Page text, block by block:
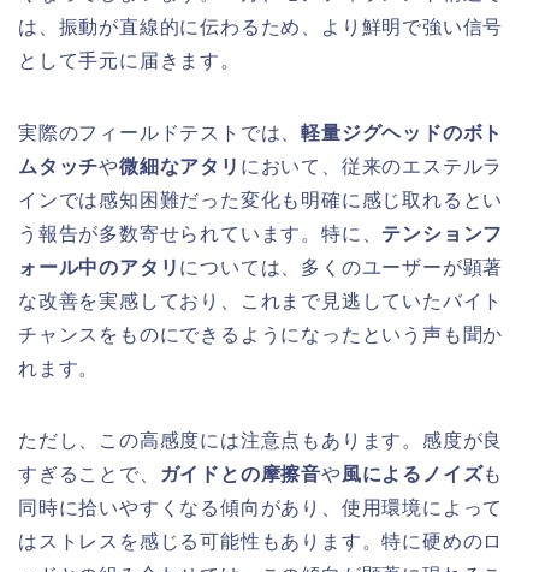
は、振動が直線的に伝わるため、より鮮明で強い信号
として手元に届きます。
実際のフィールドテストでは、軽量ジグヘッドのボト
ムタッチや微細なアタリ において、従来のエステルラ
インでは感知困難だった変化も明確に感じ取れるとい
う報告が多数寄せられています。特に、 テンションフ
ォール中のアタリ については、多くのユーザーが顕著
な改善を実感しており、これまで見逃していたバイト
チャンスをものにできるようになったという声も聞か
れます。
ただし、この高感度には注意点もあります。感度が良
すぎることで、 ガイドとの摩擦音や風によるノイズも
同時に拾いやすくなる傾向があり、使用環境によって
はストレスを感じる可能性もあります。特に硬めのロ